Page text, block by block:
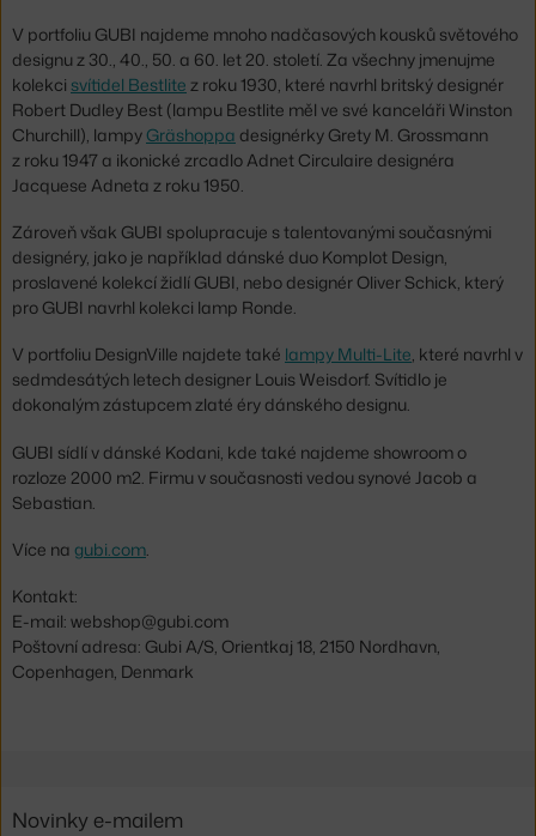
V portfoliu GUBI najdeme mnoho nadčasových kousků světového
designu z 30., 40., 50. a 60. let 20. století. Za všechny jmenujme
kolekci svítidel Bestlite z roku 1930, které navrhl britský designér
Robert Dudley Best (lampu Bestlite měl ve své kanceláři Winston
Churchill), lampy Gräshoppa designérky Grety M. Grossmann
z roku 1947 a ikonické zrcadlo Adnet Circulaire designéra
Jacquese Adneta z roku 1950.
Zároveň však GUBI spolupracuje s talentovanými současnými
designéry, jako je například dánské duo Komplot Design,
proslavené kolekcí židlí GUBI, nebo designér Oliver Schick, který
pro GUBI navrhl kolekci lamp Ronde.
V portfoliu DesignVille najdete také lampy Multi-Lite, které navrhl v
sedmdesátých letech designer Louis Weisdorf. Svítidlo je
dokonalým zástupcem zlaté éry dánského designu.
GUBI sídlí v dánské Kodani, kde také najdeme showroom o
rozloze 2000 m2. Firmu v současnosti vedou synové Jacob a
Sebastian.
Více na gubi.com
Kontakt:
E-mail: webshop@gubi.com
Poštovní adresa: Gubi A/S, Orientkaj 18, 2150 Nordhavn,
Copenhagen, Denmark
Novinky e-mailem